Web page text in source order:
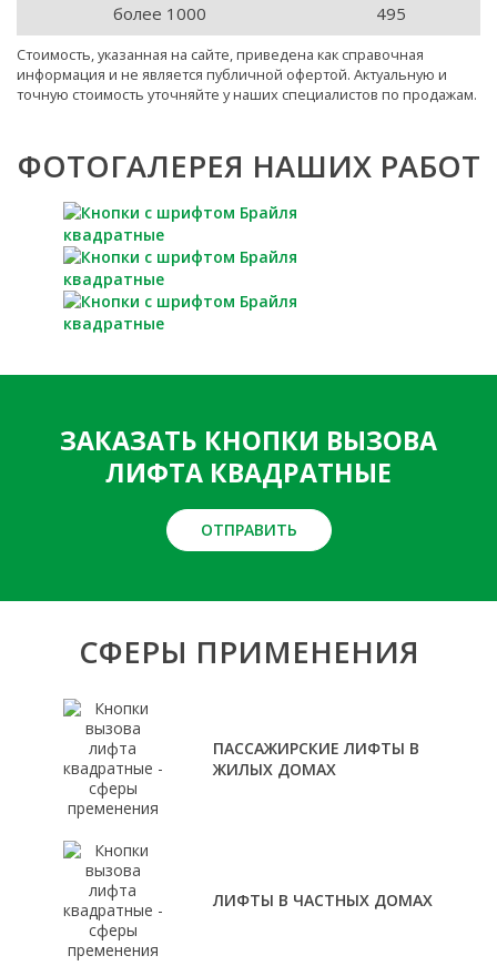
более 1000
495
Стоимость, указанная на сайте, приведена как справочная
информация и не является публичной офертой. Актуальную и
точную стоимость уточняйте у наших специалистов по продажам.
ФОТОГАЛЕРЕЯ НАШИХ РАБОТ
ЗАКАЗАТЬ КНОПКИ ВЫЗОВА
ЛИФТА КВАДРАТНЫЕ
ОТПРАВИТЬ
СФЕРЫ ПРИМЕНЕНИЯ
ПАССАЖИРСКИЕ ЛИФТЫ В
ЖИЛЫХ ДОМАХ
ЛИФТЫ В ЧАСТНЫХ ДОМАХ